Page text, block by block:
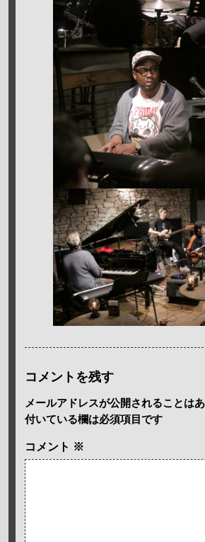
コメントを残す
メールアドレスが公開されることはあ
付いている欄は必須項目です
コメント ※